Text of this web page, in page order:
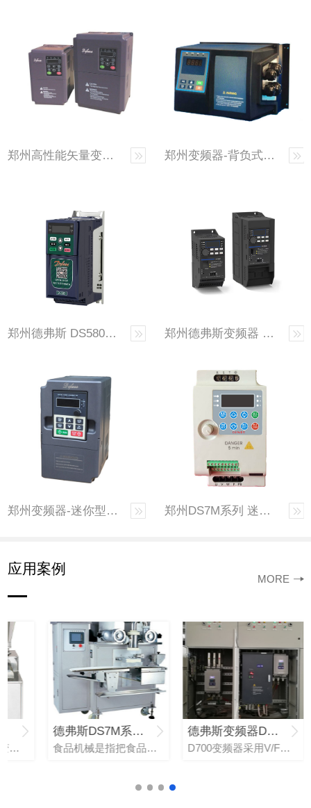
郑州高性能矢量变频器 郑州变频器-背负式变频器
郑州德弗斯 DS580系列 开环矢量变频器 郑州德弗斯变频器 DS10系列 通用经济型变频器
郑州变频器-迷你型变频器 郑州DS7M系列 迷你矢量变频器
应用案例
MORE
德弗斯DS7M系列变频器在全自动包子机上的应用一、全自动包子机工艺流程 1、将和好的面装入包子机面斗 2、将包子馅转入包子机馅斗 3、接通设备电源，打开成形开关 4、打开包子机输面开关 5、打开包子机
德弗斯DS7M系列变频器-在食品加工机械的应用
食品机械是指把食品原料加工成食品或半成品的机械设备和装置，分为食品加工机械、包装设备两大类。比如：包子机、饺子机、面包机、面条机、炒货机等。 德弗斯DS7M系列变频器在食品加工应用的优势 迷你型变频器
德弗斯变频器D700-在恒压供水中的应用（焦作）
D700变频器采用V/F控制技术，并配合多种保护方式，可应用于异步电机，提供优异的驱动性能。产品在风道设计，硬件配置，软件功能方面都很大的提升了客户易用性及环境适应性。给客户的放心使用提供了强有力的保